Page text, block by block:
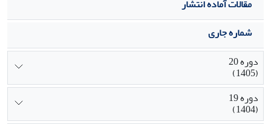
مقالات آماده انتشار
شماره جاری
دوره 20
(1405)
دوره 19
(1404)